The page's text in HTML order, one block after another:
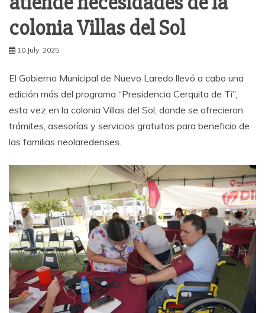
colonia Villas del Sol
10 July, 2025
El Gobierno Municipal de Nuevo Laredo llevó a cabo una
edición más del programa “Presidencia Cerquita de Ti”,
esta vez en la colonia Villas del Sol, donde se ofrecieron
trámites, asesorías y servicios gratuitos para beneficio de
las familias neolaredenses.